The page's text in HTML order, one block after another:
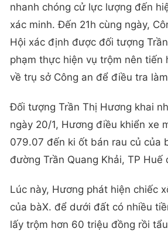
nhanh chóng cử lực lượng đến
xác minh. Đến 21h cùng ngày,
Hội xác định được đối tượng
phạm thực hiện vụ trộm nên tiến
về trụ sở Công an để điều tra
Đối tượng Trần Thị Hương khai
ngày 20/1, Hương điều khiển xe
079.07 đến ki ốt bán rau củ của
đường Trần Quang Khải, TP Huế
Lúc này, Hương phát hiện chiếc
của bàX. để dưới đất có nhiều
lấy trộm hơn 60 triệu đồng rồi